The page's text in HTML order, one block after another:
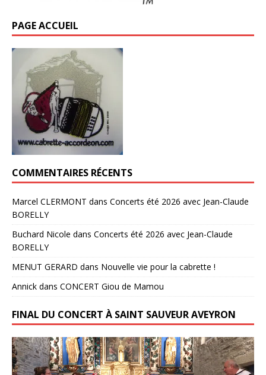
PAGE ACCUEIL
COMMENTAIRES RÉCENTS
Marcel CLERMONT dans Concerts été 2026 avec Jean-Claude
BORELLY
Buchard Nicole dans Concerts été 2026 avec Jean-Claude
BORELLY
MENUT GERARD dans Nouvelle vie pour la cabrette !
Annick dans CONCERT Giou de Mamou
FINAL DU CONCERT À SAINT SAUVEUR AVEYRON
Lecteur
vidéo